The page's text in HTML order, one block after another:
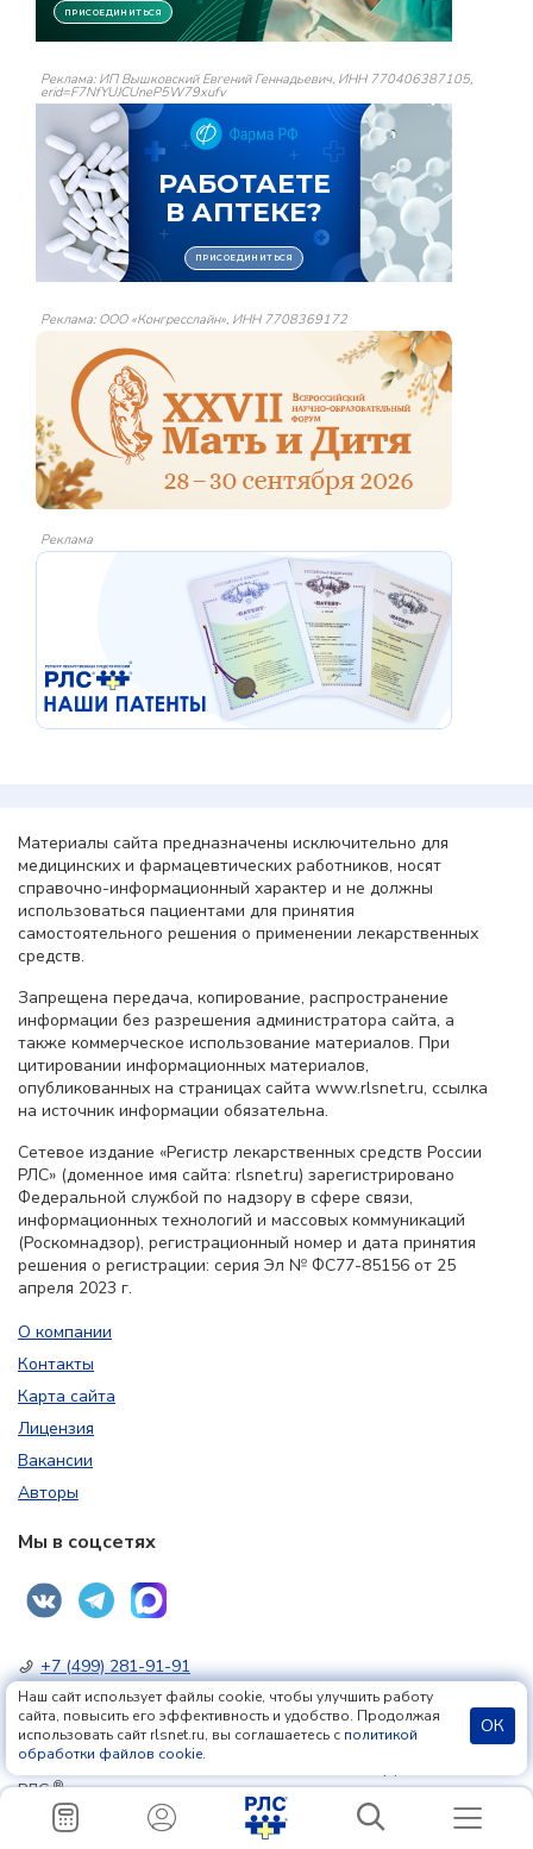
Реклама: ИП Вышковский Евгений Геннадьевич, ИНН 770406387105,
erid=F7NfYUJCUneP5W79xufv
Реклама: ООО «Конгресслайн», ИНН 7708369172
Реклама
Материалы сайта предназначены исключительно для
медицинских и фармацевтических работников, носят
справочно-информационный характер и не должны
использоваться пациентами для принятия
самостоятельного решения о применении лекарственных
средств.
Запрещена передача, копирование, распространение
информации без разрешения администратора сайта, а
также коммерческое использование материалов. При
цитировании информационных материалов,
опубликованных на страницах сайта www.rlsnet.ru, ссылка
на источник информации обязательна.
Сетевое издание «Регистр лекарственных средств России
РЛС» (доменное имя сайта: rlsnet.ru) зарегистрировано
Федеральной службой по надзору в сфере связи,
информационных технологий и массовых коммуникаций
(Роскомнадзор), регистрационный номер и дата принятия
решения о регистрации: серия Эл № ФС77-85156 от 25
апреля 2023 г.
О компании
Контакты
Карта сайта
Лицензия
Вакансии
Авторы
Мы в соцсетях
+7 (499) 281-91-91
pr@rlsnet.ru
Россия, 123007, Москва, ул. 5-я Магистральная, д. 12
© 2000-2026. РЕГИСТР ЛЕКАРСТВЕННЫХ СРЕДСТВ РОССИИ
РЛС®
Все права защищены
Наш сайт использует файлы cookie, чтобы улучшить работу
сайта, повысить его эффективность и удобство. Продолжая
использовать сайт rlsnet.ru, вы соглашаетесь с политикой
обработки файлов cookie.
ОК